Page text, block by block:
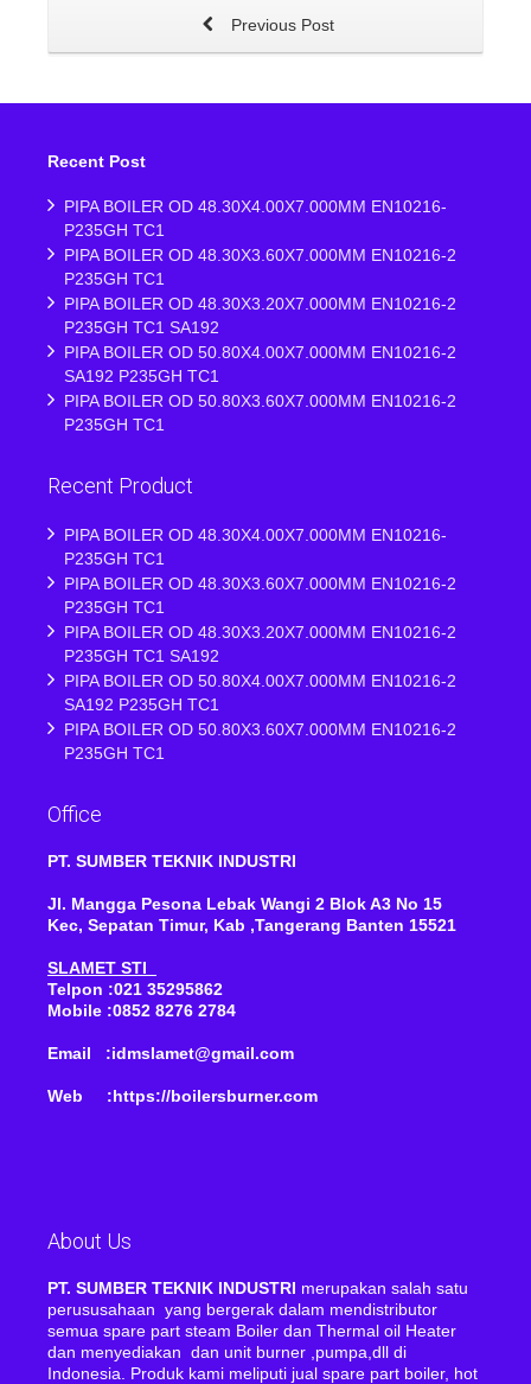
Previous Post
Recent Post
PIPA BOILER OD 48.30X4.00X7.000MM EN10216-
P235GH TC1
PIPA BOILER OD 48.30X3.60X7.000MM EN10216-2
P235GH TC1
PIPA BOILER OD 48.30X3.20X7.000MM EN10216-2
P235GH TC1 SA192
PIPA BOILER OD 50.80X4.00X7.000MM EN10216-2
SA192 P235GH TC1
PIPA BOILER OD 50.80X3.60X7.000MM EN10216-2
P235GH TC1
Recent Product
PIPA BOILER OD 48.30X4.00X7.000MM EN10216-
P235GH TC1
PIPA BOILER OD 48.30X3.60X7.000MM EN10216-2
P235GH TC1
PIPA BOILER OD 48.30X3.20X7.000MM EN10216-2
P235GH TC1 SA192
PIPA BOILER OD 50.80X4.00X7.000MM EN10216-2
SA192 P235GH TC1
PIPA BOILER OD 50.80X3.60X7.000MM EN10216-2
P235GH TC1
Office
PT. SUMBER TEKNIK INDUSTRI
Jl. Mangga Pesona Lebak Wangi 2 Blok A3 No 15
Kec, Sepatan Timur, Kab ,Tangerang Banten 15521
SLAMET STI
Telpon :021 35295862
Mobile :0852 8276 2784
Email :idmslamet@gmail.com
Web :https://boilersburner.com
About Us
PT. SUMBER TEKNIK INDUSTRI merupakan salah satu
perususahaan yang bergerak dalam mendistributor
semua spare part steam Boiler dan Thermal oil Heater
dan menyediakan dan unit burner ,pumpa,dll di
Indonesia. Produk kami meliputi jual spare part boiler, hot